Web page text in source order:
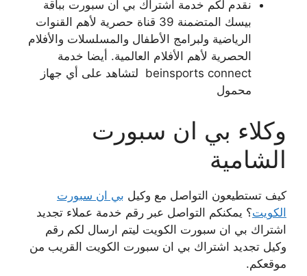
نقدم لكم خدمة اشتراك بي ان سبورت بباقة
بيسك المتضمنة 39 قناة حصرية لأهم القنوات
الرياضية ولبرامج الأطفال والمسلسلات والأفلام
الحصرية لأهم الأفلام العالمية. أيضا خدمة
beinsports connect لتشاهد على أي جهاز
محمول
وكلاء بي ان سبورت
الشامية
كيف تستطيعون التواصل مع وكيل بي ان سبورت
الكويت؟ يمكنكم التواصل عبر رقم خدمة عملاء تجديد
اشتراك بي ان سبورت الكويت ليتم ارسال لكم رقم
وكيل تجديد اشتراك بي ان سبورت الكويت القريب من
موقعكم.